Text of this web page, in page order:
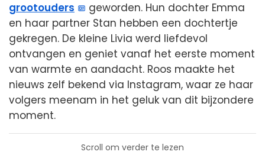
grootouders
geworden. Hun dochter Emma
en haar partner Stan hebben een dochtertje
gekregen. De kleine Livia werd liefdevol
ontvangen en geniet vanaf het eerste moment
van warmte en aandacht. Roos maakte het
nieuws zelf bekend via Instagram, waar ze haar
volgers meenam in het geluk van dit bijzondere
moment.
Scroll om verder te lezen